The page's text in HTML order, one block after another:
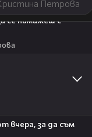
вчера, за да съм
Петрова
се намажеш с